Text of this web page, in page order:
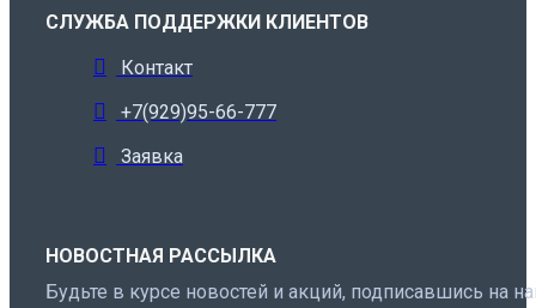
СЛУЖБА ПОДДЕРЖКИ КЛИЕНТОВ
Контакт
+7(929)95-66-777
Заявка
НОВОСТНАЯ РАССЫЛКА
Будьте в курсе новостей и акций, подписавшись на